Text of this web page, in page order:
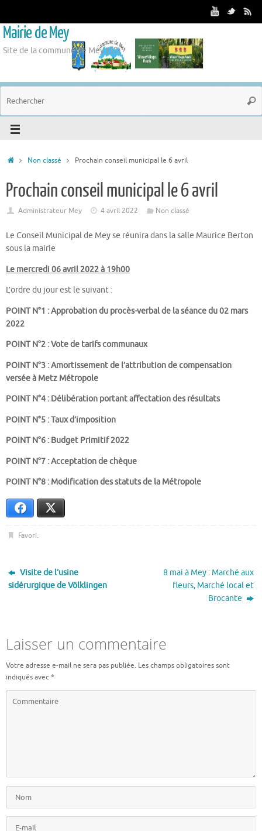
Mairie de Mey
Site de la commune de Mey (57)
Non classé Prochain conseil municipal le 6 avril
Prochain conseil municipal le 6 avril
Administrateur Mey 4 avril 2022 Non classé
Le Conseil Municipal de Mey se réunira dans la salle Maurice Berton
sous la mairie
Le mercredi 06 avril 2022à 19h00
L’ordre du jour est le suivant :
POINT N°1 : Approbation du procès-verbal de la séance du 02 mars
2022
POINT N°2 : Vote de tarifs communaux
POINT N°3 : Amortissement de l’attribution de compensation
versée à Metz Métropole
POINT N°4 : Délibération portant affectation des résultats
POINT N°5 : Taux d’imposition
POINT N°6 : Budget Primitif 2022
POINT N°7 : Acceptation de chèque
POINT N°8 : Modification des statuts de la Métropole
Facebook
Favori.
Visite de l’usine
sidérurgique deVölklingen
8 mai à Mey : Marché aux
fleurs, Marché local et
Brocante
Laisser un commentaire
Votre adresse e-mail ne sera pas publiée. Les champs obligatoires sont
indiqués avec*